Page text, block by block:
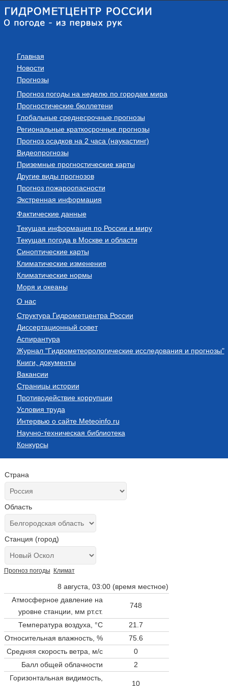
Главная
Новости
Прогнозы
Прогноз погоды на неделю по городам мира
Прогностические бюллетени
Глобальные среднесрочные прогнозы
Региональные краткосрочные прогнозы
Прогноз осадков на 2 часа (наукастинг)
Видеопрогнозы
Приземные прогностические карты
Другие виды прогнозов
Прогноз пожароопасности
Экстренная информация
Фактические данные
Текущая информация по России и миру
Текущая погода в Москве и области
Синоптические карты
Климатические изменения
Климатические нормы
Моря и океаны
О нас
Структура Гидрометцентра России
Диссертационный совет
Аспирантура
Журнал "Гидрометеорологические исследования и прогнозы"
Книги, документы
Вакансии
Страницы истории
Противодействие коррупции
Условия труда
Интервью о сайте Meteoinfo.ru
Научно-техническая библиотека
Конкурсы
Страна
Область
Станция (город)
Прогноз погоды Климат
8 августа, 03:00 (время местное)
Атмосферное давление на
уровне станции, мм рт.ст.
748
Температура воздуха, °C
21.7
Относительная влажность, %
75.6
Средняя скорость ветра, м/с
0
Балл общей облачности
2
Горизонтальная видимость,
10